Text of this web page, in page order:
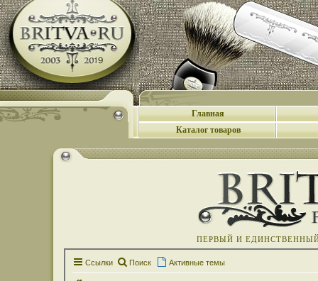
Главная
Каталог товаров
ПЕРВЫЙ И
Ссылки Поиск Активные темы